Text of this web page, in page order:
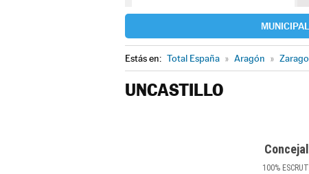
Estás en: Total España » Aragón »
UNCASTILLO
100%